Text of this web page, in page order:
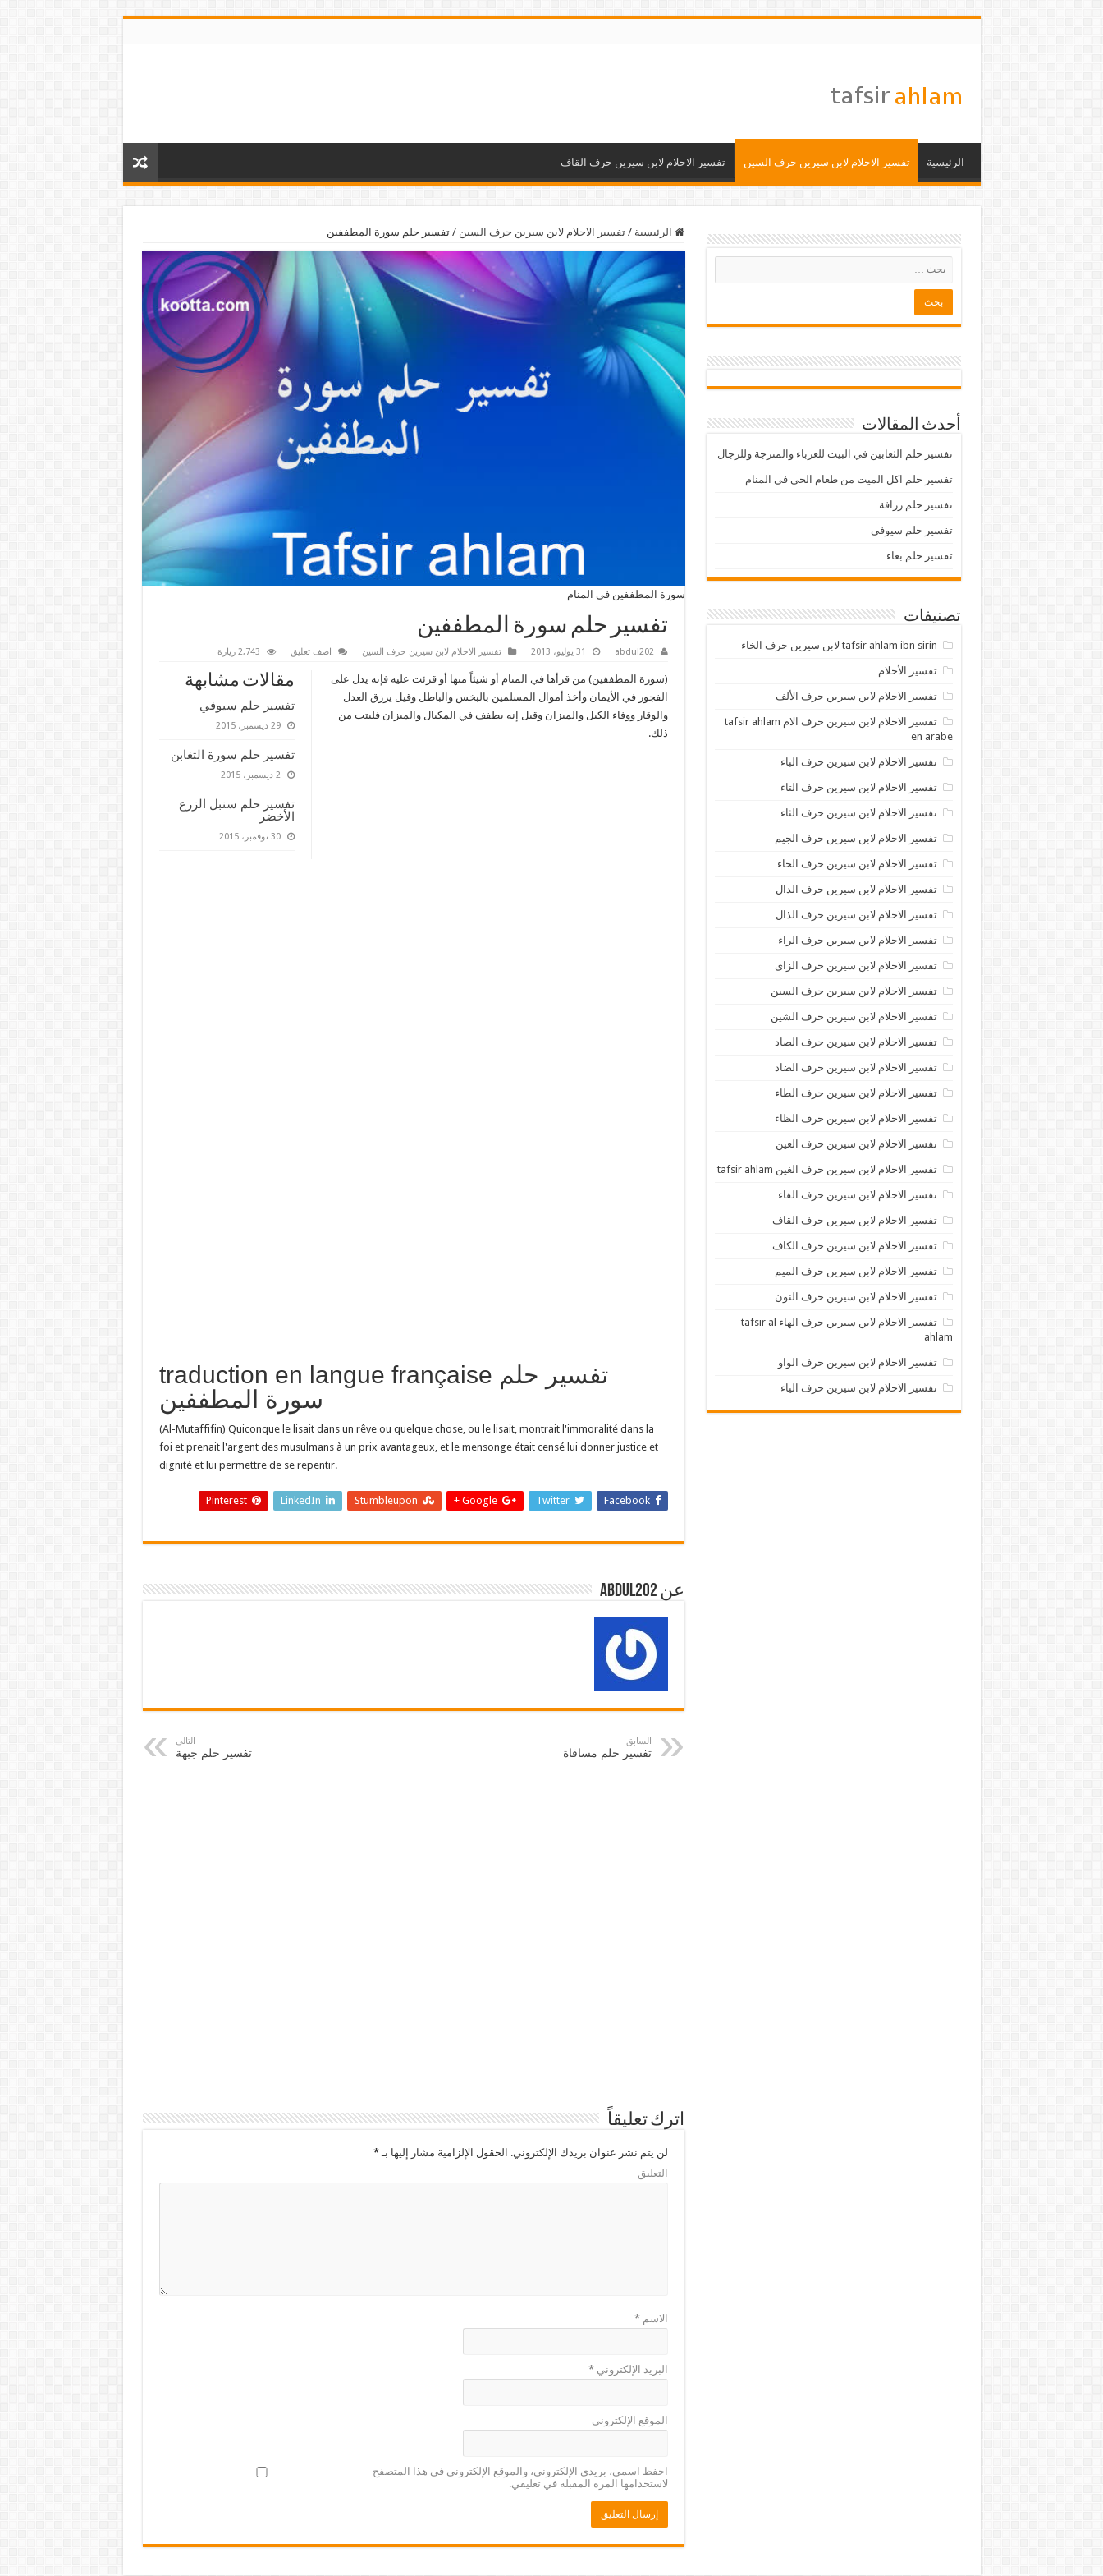
الرئيسية تفسير الاحلام لابن سيرين حرف السين تفسير الاحلام لابن سيرين حرف القاف
الرئيسية / تفسير الاحلام لابن سيرين حرف السين / تفسير حلم سورة المطففين
سورة المطففين في المنام
تفسير حلم سورة المطففين
abdul202 31 يوليو، 2013 تفسير الاحلام لابن سيرين حرف السين اضف تعليق 2,743 زيارة
مقالات مشابهة
تفسير حلم سيوفي
29 ديسمبر، 2015
تفسير حلم سورة التغابن
2 ديسمبر، 2015
تفسير حلم سنبل الزرع
الأخضر
30 نوفمبر، 2015
(سورة المطففين) من قرأها في المنام أو شيئاً منها أو قرئت عليه فإنه يدل على
الفجور في الأيمان وأخذ أموال المسلمين بالبخس والباطل وقيل يرزق العدل
والوقار ووفاء الكيل والميزان وقيل إنه يطفف في المكيال والميزان فليتب من
ذلك.
traduction en langue française تفسير حلم
سورة المطففين
(Al-Mutaffifin) Quiconque le lisait dans un rêve ou quelque chose, ou le lisait, montrait l'immoralité dans la
foi et prenait l'argent des musulmans à un prix avantageux, et le mensonge était censé lui donner justice et
dignité et lui permettre de se repentir.
Facebook
Twitter
Google +
Stumbleupon
LinkedIn
Pinterest
عن abdul202
السابق
تفسير حلم مساقاة
التالي
تفسير حلم جبهة
اترك تعليقاً
لن يتم نشر عنوان بريدك الإلكتروني. الحقول الإلزامية مشار إليها بـ*
التعليق
الاسم*
البريد الإلكتروني*
الموقع الإلكتروني
احفظ اسمي، بريدي الإلكتروني، والموقع الإلكتروني في هذا المتصفح
لاستخدامها المرة المقبلة في تعليقي.
أحدث المقالات
تفسير حلم الثعابين في البيت للعزباء والمتزجة وللرجال
تفسير حلم اكل الميت من طعام الحي في المنام
تفسير حلم زرافة
تفسير حلم سيوفي
تفسير حلم بغاء
تصنيفات
tafsir ahlam ibn sirin لابن سيرين حرف الخاء
تفسير الأحلام
تفسير الاحلام لابن سيرين حرف الألف
تفسير الاحلام لابن سيرين حرف الام tafsir ahlam
en arabe
تفسير الاحلام لابن سيرين حرف الباء
تفسير الاحلام لابن سيرين حرف التاء
تفسير الاحلام لابن سيرين حرف الثاء
تفسير الاحلام لابن سيرين حرف الجيم
تفسير الاحلام لابن سيرين حرف الحاء
تفسير الاحلام لابن سيرين حرف الدال
تفسير الاحلام لابن سيرين حرف الذال
تفسير الاحلام لابن سيرين حرف الراء
تفسير الاحلام لابن سيرين حرف الزاى
تفسير الاحلام لابن سيرين حرف السين
تفسير الاحلام لابن سيرين حرف الشين
تفسير الاحلام لابن سيرين حرف الصاد
تفسير الاحلام لابن سيرين حرف الضاد
تفسير الاحلام لابن سيرين حرف الطاء
تفسير الاحلام لابن سيرين حرف الظاء
تفسير الاحلام لابن سيرين حرف العين
تفسير الاحلام لابن سيرين حرف الغين tafsir ahlam
تفسير الاحلام لابن سيرين حرف الفاء
تفسير الاحلام لابن سيرين حرف القاف
تفسير الاحلام لابن سيرين حرف الكاف
تفسير الاحلام لابن سيرين حرف الميم
تفسير الاحلام لابن سيرين حرف النون
تفسير الاحلام لابن سيرين حرف الهاء tafsir al
ahlam
تفسير الاحلام لابن سيرين حرف الواو
تفسير الاحلام لابن سيرين حرف الياء